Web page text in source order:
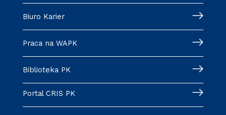
Biuro Karier
Praca na WAPK
Biblioteka PK
Portal CRIS PK